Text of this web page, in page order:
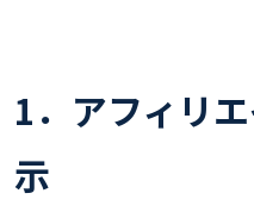
1．アフィリ
示